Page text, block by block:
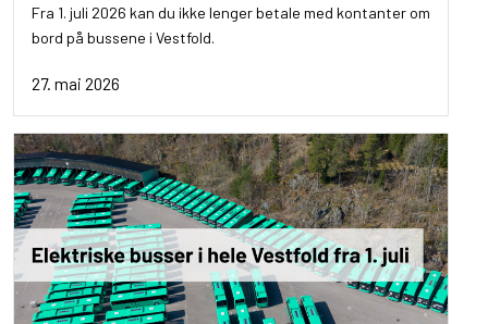
Fra 1. juli 2026 kan du ikke lenger betale med kontanter om
bord på bussene i Vestfold.
27. mai 2026